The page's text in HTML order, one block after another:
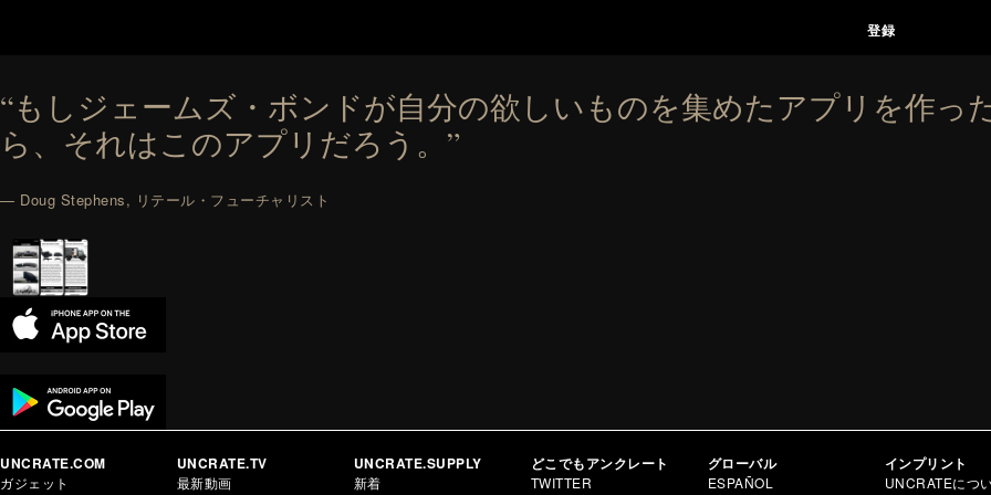
“もしジェームズ・ボンドが自分の欲しいものを集めたアプリを作っ
ら、それはこのアプリだろう。”
— Doug Stephens, リテール・フューチャリスト
UNCRATE.COM
ガジェット
UNCRATE.TV
最新動画
UNCRATE.SUPPLY
新着
どこでもアンクレート
TWITTER
グローバル
ESPAÑOL
インプリント
UNCRATEにつ